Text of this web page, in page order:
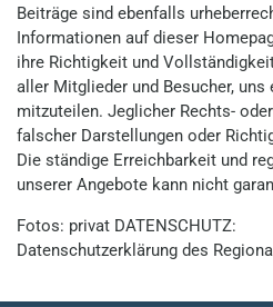
Beiträge sind ebenfalls
Informationen auf dieser
ihre Richtigkeit und
aller Mitglieder und Besucher, uns
mitzuteilen. Jeglicher Rechts-
falscher Darstellungen oder
Die ständige Erreichbarkeit und
unserer Angebote kann nicht
Fotos: privat DATENSCHUTZ:
Datenschutzerklärung des